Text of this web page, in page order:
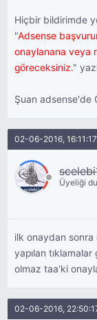
Hiçbir bildirimde
"Adsense
onaylanana veya
göreceksiniz."
Şuan adsense'de
02-06-2016, 16:11:17
Üyeliği
ilk onaydan sonra
yapılan
olmaz taa'ki
02-06-2016,